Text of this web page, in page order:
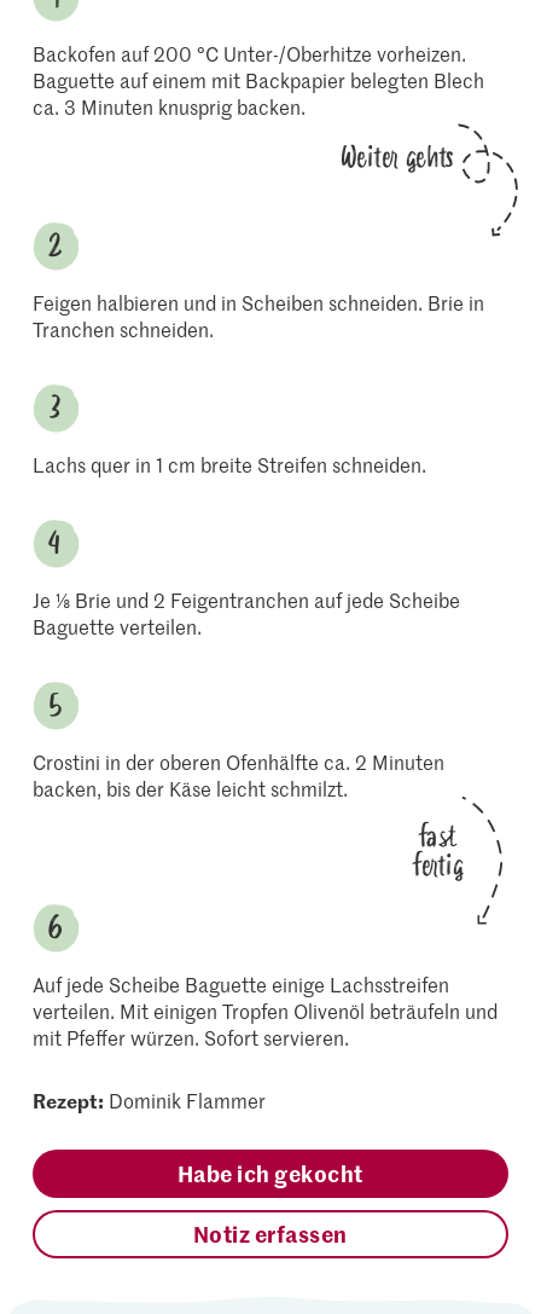
Backofen auf 200 °C Unter-/Oberhitze vorheizen.
Baguette auf einem mit Backpapier belegten Blech
ca. 3 Minuten knusprig backen.
Weiter gehts
Feigen halbieren und in Scheiben schneiden. Brie in
Tranchen schneiden.
Lachs quer in 1 cm breite Streifen schneiden.
Je ⅛ Brie und 2 Feigentranchen auf jede Scheibe
Baguette verteilen.
Crostini in der oberen Ofenhälfte ca. 2 Minuten
backen, bis der Käse leicht schmilzt.
fast
fertig
Auf jede Scheibe Baguette einige Lachsstreifen
verteilen. Mit einigen Tropfen Olivenöl beträufeln und
mit Pfeffer würzen. Sofort servieren.
Rezept: Dominik Flammer
Habe ich gekocht
Notiz erfassen